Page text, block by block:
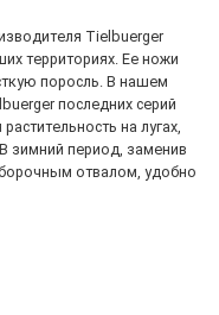
Tielbuerger
территориях. Ее ножи
поросль. В нашем
последних серий
на лугах,
зимний период, заменив
отвалом, удобно